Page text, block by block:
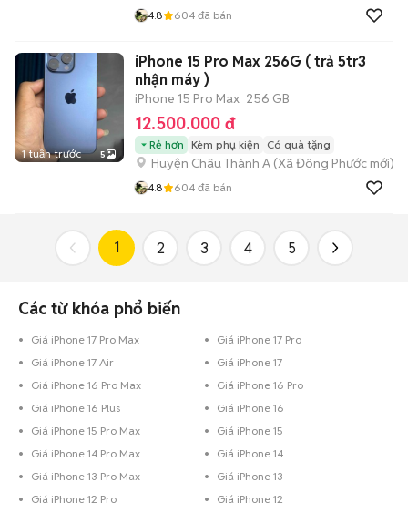
4.8 604 đã bán
1 tuần trước 5
iPhone 15 Pro Max 256G ( trả 5tr3
nhận máy )
iPhone 15 Pro Max 256 GB
12.500.000 đ
Rẻ hơn Kèm phụ kiện Có quà tặng
Huyện Châu Thành A (Xã Đông Phước mới)
4.8 604 đã bán
1 2 3 4 5
Các từ khóa phổ biến
Giá iPhone 17 Pro Max
Giá iPhone 17 Pro
Giá iPhone 17 Air
Giá iPhone 17
Giá iPhone 16 Pro Max
Giá iPhone 16 Pro
Giá iPhone 16 Plus
Giá iPhone 16
Giá iPhone 15 Pro Max
Giá iPhone 15
Giá iPhone 14 Pro Max
Giá iPhone 14
Giá iPhone 13 Pro Max
Giá iPhone 13
Giá iPhone 12 Pro
Giá iPhone 12